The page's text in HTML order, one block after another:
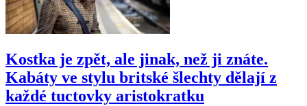
Kostka je zpět, ale jinak, než ji znáte.
Kabáty ve stylu britské šlechty dělají z
každé tuctovky aristokratku